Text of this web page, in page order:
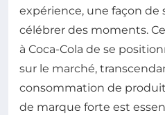
expérience, une façon de
célébrer des moments.
à Coca-Cola de se
sur le marché,
consommation de
de marque forte est